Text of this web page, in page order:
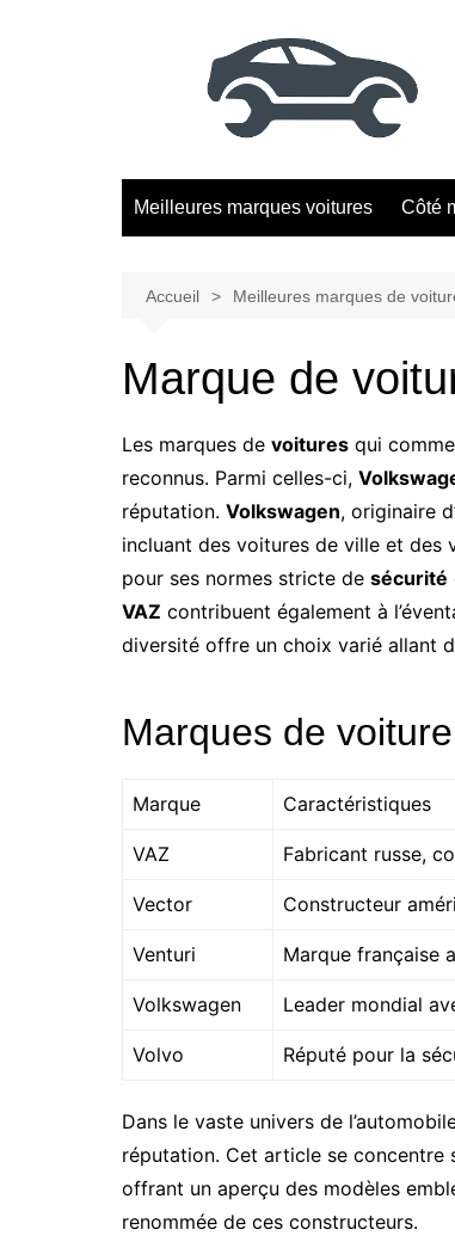
Meilleures marques voitures Côté
Accueil Meilleures marques de
Marque de
Les marques de voitures qui
reconnus. Parmi celles-ci,
réputation. Volkswagen, originaire
incluant des voitures de ville et des
pour ses normes stricte de sécurité
VAZ contribuent également à
diversité offre un choix varié allant
Marques de
Marque Caractéristiques
VAZ Fabricant russe,
Vector Constructeur
Venturi Marque française
Volkswagen Leader mondial
Volvo Réputé pour la
Dans le vaste univers de
réputation. Cet article se concentre
offrant un aperçu des modèles
renommée de ces constructeurs.